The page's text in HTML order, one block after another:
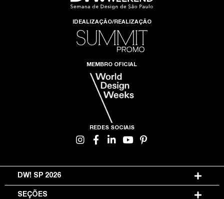
IDEALIZAÇÃO/REALIZAÇÃO
MEMBRO OFICIAL
REDES SOCIAIS
DW! SP 2026
SEÇÕES